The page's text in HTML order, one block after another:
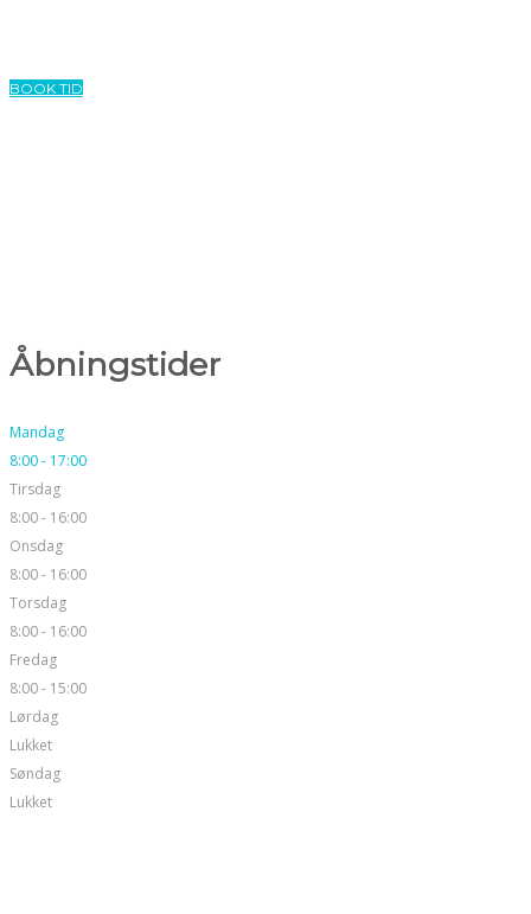
BOOK TID
Åbningstider
Mandag
8:00 - 17:00
Tirsdag
8:00 - 16:00
Onsdag
8:00 - 16:00
Torsdag
8:00 - 16:00
Fredag
8:00 - 15:00
Lørdag
Lukket
Søndag
Lukket